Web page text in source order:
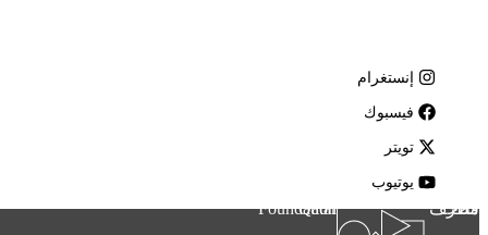
إنستغرام
فيسبوك
تويتر
يوتيوب
متاحف قطر Qatar Foundation